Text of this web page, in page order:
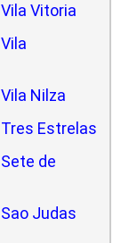
Vitoria
Nilza
Estrelas
de
Judas